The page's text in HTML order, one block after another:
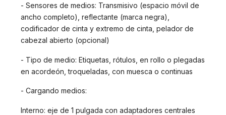
- Sensores de medios: Transmisivo (espacio móvil de
ancho completo), reflectante (marca negra),
codificador de cinta y extremo de cinta, pelador de
cabezal abierto (opcional)
- Tipo de medio: Etiquetas, rótulos, en rollo o plegadas
en acordeón, troqueladas, con muesca o continuas
- Cargando medios:
Interno: eje de 1 pulgada con adaptadores centrales